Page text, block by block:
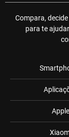
Compara,
para te
Apple